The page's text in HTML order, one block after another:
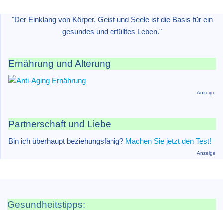
"Der Einklang von Körper, Geist und Seele ist die Basis für ein
gesundes und erfülltes Leben."
Ernährung und Alterung
Anzeige
Partnerschaft und Liebe
Bin ich überhaupt beziehungsfähig? Machen Sie jetzt den Test!
Anzeige
Gesundheitstipps: